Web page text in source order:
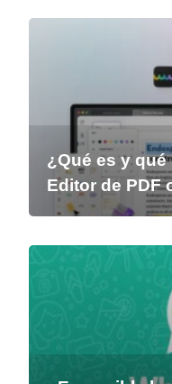
¿Qué es y qué
Editor de PDF